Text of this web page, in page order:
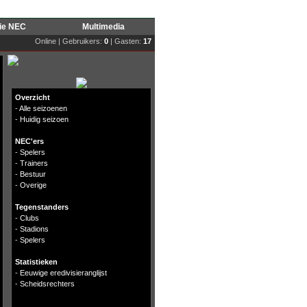
NEC Multimedia
Online | Gebruikers: 0 | Gasten: 17
Overzicht
-Alle seizoenen
- Huidig seizoen
NEC'ers
- Spelers
- Trainers
- Bestuur
- Overige
Tegenstanders
- Clubs
- Stadions
- Spelers
Statistieken
- Eeuwige eredivisieranglijst
- Scheidsrechters